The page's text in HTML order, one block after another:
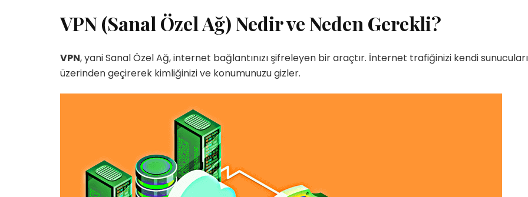
VPN (Sanal Özel Ağ) Nedir ve Neden Gerekli?
VPN, yani Sanal Özel Ağ, internet bağlantınızı şifreleyen bir araçtır. İnternet trafiğinizi kendi sunucuları
üzerinden geçirerek kimliğinizi ve konumunuzu gizler.